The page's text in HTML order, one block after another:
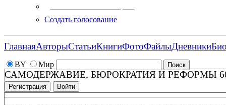
Создать голосование
BY Мир
ГлавнаяАвторыСтатьиКнигиФотоФайлыДневники
САМОДЕРЖАВИЕ, БЮРОКРАТИЯ И РЕФОРМЫ
Регистрация Войти